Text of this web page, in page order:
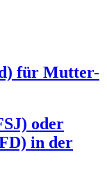
für Mutter-
oder
in der